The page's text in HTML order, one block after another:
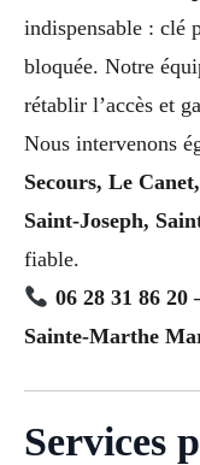
indispensable : clé
bloquée. Notre
rétablir l’accès et
Nous intervenons
Secours, Le
Saint-Joseph,
fiable.
06 28 31 86 20
Sainte-Marthe
Services